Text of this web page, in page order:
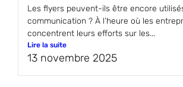
Les flyers peuvent-ils être encore
communication ? À l’heure où les
concentrent leurs efforts sur les...
Lire la suite
13 novembre 2025